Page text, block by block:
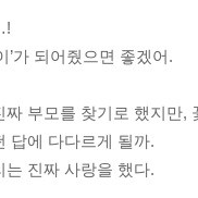
’가 되어줬으면 좋겠어.
짜 부모를 찾기로 했지만
답에 다다르게 될까.
진짜 사랑을 했다.